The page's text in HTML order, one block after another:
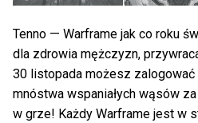
Tenno — Warframe jak co roku
dla zdrowia mężczyzn,
30 listopada możesz
mnóstwa wspaniałych wąsów
w grze! Każdy Warframe jest w